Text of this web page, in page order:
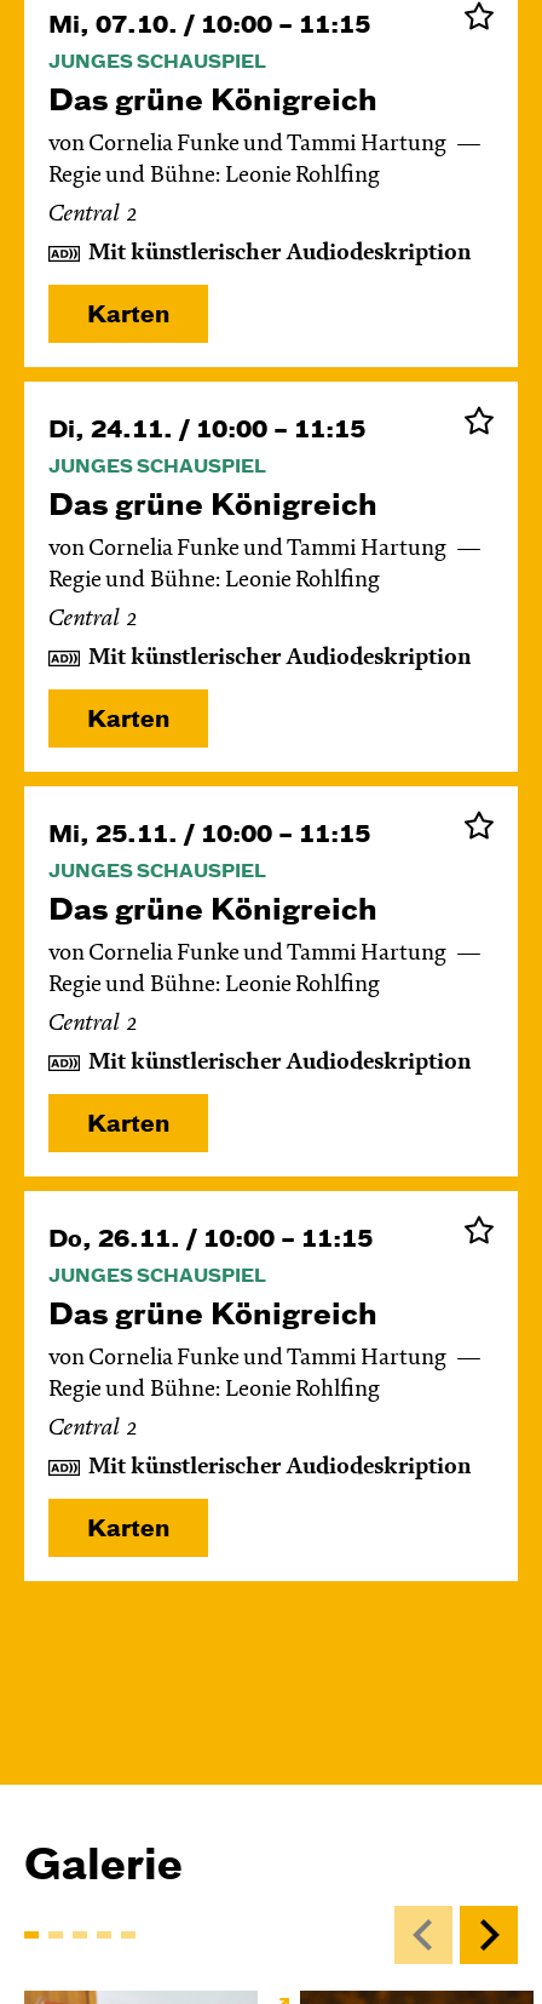
Mi, 07.10. / 10:00 – 11:15
JUNGES SCHAUSPIEL
Das grüne König­reich
von Cornelia Funke und Tammi Hartung
Regie und Bühne: Leonie Rohlfing
Central 2
Mit künstlerischer Audiodeskription
Karten
Di, 24.11. / 10:00 – 11:15
JUNGES SCHAUSPIEL
Das grüne König­reich
von Cornelia Funke und Tammi Hartung
Regie und Bühne: Leonie Rohlfing
Central 2
Mit künstlerischer Audiodeskription
Karten
Mi, 25.11. / 10:00 – 11:15
JUNGES SCHAUSPIEL
Das grüne König­reich
von Cornelia Funke und Tammi Hartung
Regie und Bühne: Leonie Rohlfing
Central 2
Mit künstlerischer Audiodeskription
Karten
Do, 26.11. / 10:00 – 11:15
JUNGES SCHAUSPIEL
Das grüne König­reich
von Cornelia Funke und Tammi Hartung
Regie und Bühne: Leonie Rohlfing
Central 2
Mit künstlerischer Audiodeskription
Karten
Galerie